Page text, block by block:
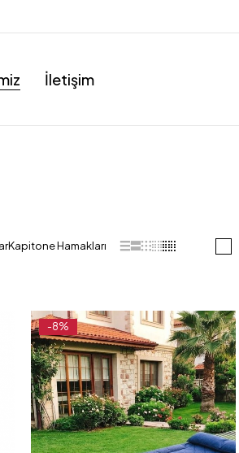
İletişim
Kapitone Hamakları
-8%